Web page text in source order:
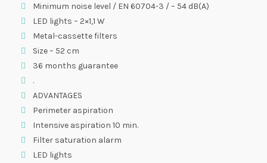
Minimum noise level / EN 60704-3 / – 54 dB(A)
LED lights – 2×1,1 W
Metal-cassette filters
Size – 52 cm
36 months guarantee
.
ADVANTAGES
Perimeter aspiration
Intensive aspiration 10 min.
Filter saturation alarm
LED lights